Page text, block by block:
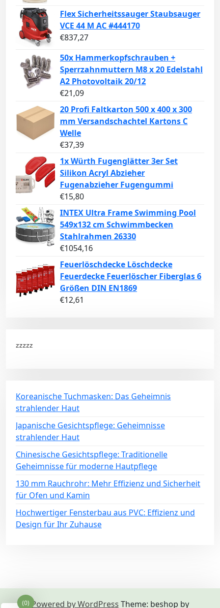
Flex Sicherheitssauger Staubsauger
VCE 44 M AC #444170
€837,27
50x Hammerkopfschrauben +
Sperrzahnmuttern M8 x 20 Edelstahl
A2 Photovoltaik 20/12
€21,09
20 Profi Faltkarton 500 x 400 x 300
mm Versandschachtel Kartons C
Welle
€37,39
1x Würth Fugenglätter 3er Set
Silikon Acryl Abzieher
Fugenabzieher Fugengummi
€15,80
INTEX Ultra Frame Swimming Pool
549x132 cm Schwimmbecken
Stahlrahmen 26330
€1054,16
Feuerlöschdecke Löschdecke
Feuerdecke Feuerlöscher Fiberglas 6
Größen DIN EN1869
€12,61
zzzzz
Koreanische Tuchmasken: Das Geheimnis
strahlender Haut
Japanische Gesichtspflege: Geheimnisse
strahlender Haut
Chinesische Gesichtspflege: Traditionelle
Geheimnisse für moderne Hautpflege
130 mm Rauchrohr: Mehr Effizienz und Sicherheit
für Ofen und Kamin
Hochwertiger Fensterbau aus PVC: Effizienz und
Design für Ihr Zuhause
Powered by WordPress Theme: beshop by
(0)